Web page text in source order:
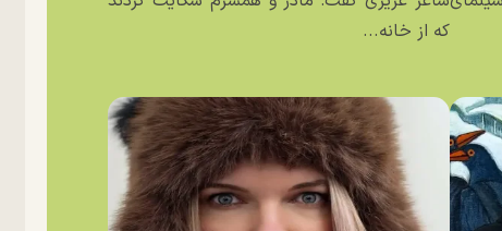
که از خانه...